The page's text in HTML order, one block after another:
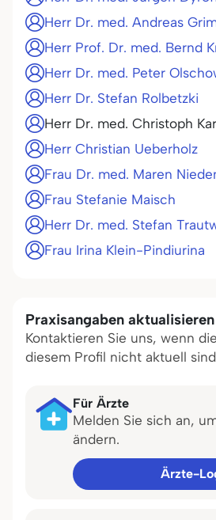
Herr Dr. med. Andreas
Herr Prof. Dr. med. Bernd
Herr Dr. med. Peter
Herr Dr. Stefan Rolbetzki
Herr Dr. med. Christoph
Herr Christian Ueberholz
Frau Dr. med. Maren
Frau Stefanie Maisch
Herr Dr. med. Stefan
Frau Irina Klein-Pindiurina
Praxisangaben aktualisieren
Kontaktieren Sie uns, wenn
diesem Profil nicht aktuell
Für Ärzte
Melden Sie sich an,
ändern.
Ärzte-